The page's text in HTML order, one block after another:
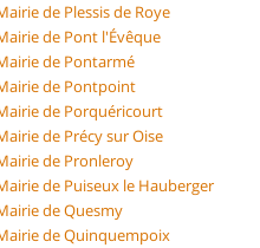
de Plessis de Roye
de Pont l'Évêque
de Pontarmé
de Pontpoint
de Porquéricourt
de Précy sur Oise
de Pronleroy
de Puiseux le Hauberger
de Quesmy
de Quinquempoix